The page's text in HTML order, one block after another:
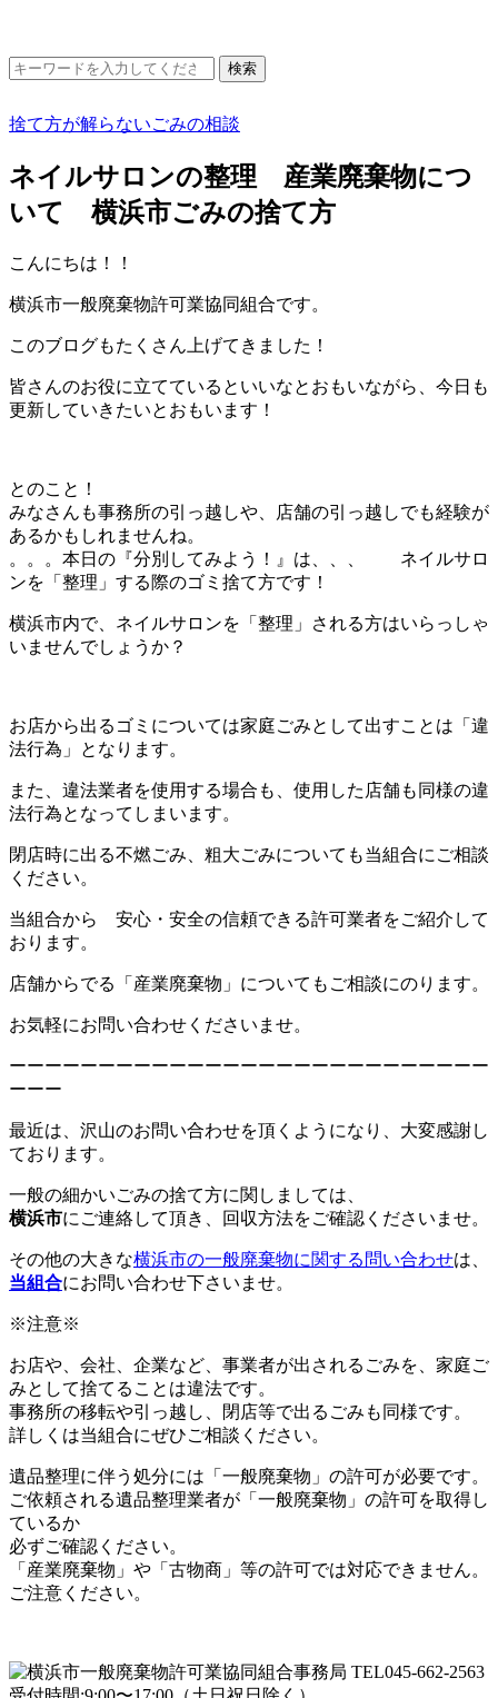
捨て方が解らないごみの相談
ネイルサロンの整理 産業廃棄物につ
いて 横浜市ごみの捨て方
こんにちは！！
横浜市一般廃棄物許可業協同組合です。
このブログもたくさん上げてきました！
皆さんのお役に立てているといいなとおもいながら、今日も
更新していきたいとおもいます！
とのこと！
みなさんも事務所の引っ越しや、店舗の引っ越しでも経験が
あるかもしれませんね。
。。。本日の『分別してみよう！』は、、、 ネイルサロ
ンを「整理」する際のゴミ捨て方です！
横浜市内で、ネイルサロンを「整理」される方はいらっしゃ
いませんでしょうか？
お店から出るゴミについては家庭ごみとして出すことは「違
法行為」となります。
また、違法業者を使用する場合も、使用した店舗も同様の違
法行為となってしまいます。
閉店時に出る不燃ごみ、粗大ごみについても当組合にご相談
ください。
当組合から 安心・安全の信頼できる許可業者をご紹介して
おります。
店舗からでる「産業廃棄物」についてもご相談にのります。
お気軽にお問い合わせくださいませ。
ーーーーーーーーーーーーーーーーーーーーーーーーーーー
ーーー
最近は、沢山のお問い合わせを頂くようになり、大変感謝し
ております。
一般の細かいごみの捨て方に関しましては、
横浜市にご連絡して頂き、回収方法をご確認くださいませ。
その他の大きな横浜市の一般廃棄物に関する問い合わせは、
当組合にお問い合わせ下さいませ。
※注意※
お店や、会社、企業など、事業者が出されるごみを、家庭ご
みとして捨てることは違法です。
事務所の移転や引っ越し、閉店等で出るごみも同様です。
詳しくは当組合にぜひご相談ください。
遺品整理に伴う処分には「一般廃棄物」の許可が必要です。
ご依頼される遺品整理業者が「一般廃棄物」の許可を取得し
ているか
必ずご確認ください。
「産業廃棄物」や「古物商」等の許可では対応できません。
ご注意ください。